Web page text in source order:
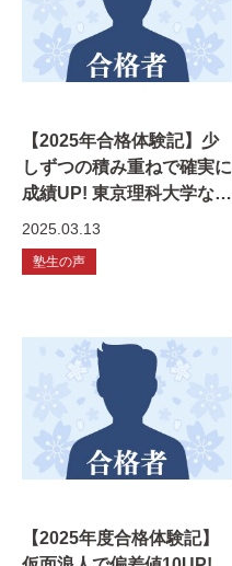
【2025年合格体験記】少
しずつの積み重ねで確実に
成績UP! 東京理科大学など
全勝！
2025.03.13
塾生の声
【2025年度合格体験記】